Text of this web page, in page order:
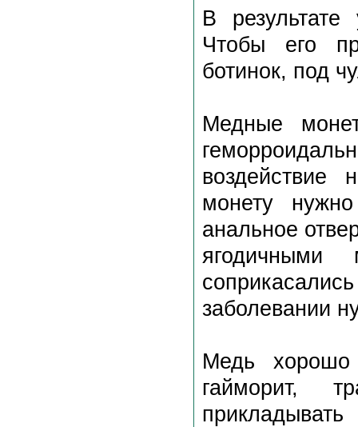
В
Чтобы его
ботинок, под
Медные
воздействие
монету
анальное
заболевании
Медь хорошо
гайморит,